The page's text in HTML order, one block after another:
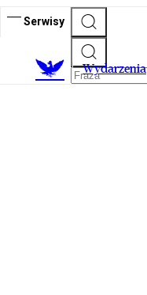
Serwisy
Wydarzenia